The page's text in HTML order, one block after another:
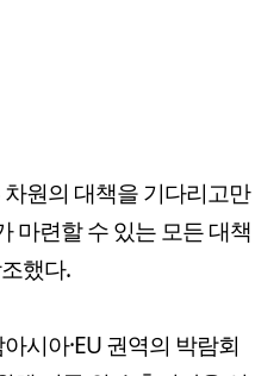
원의 대책을 기다리고만
마련할 수 있는 모든 대책
했다.
시아·EU 권역의 박람회